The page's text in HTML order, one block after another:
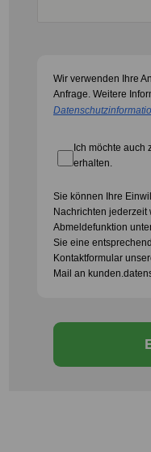
Wir verwenden Ihre
Anfrage. Weitere
Ich möchte auch
erhalten.
Sie können Ihre
Nachrichten jederzeit
Abmeldefunktion
Sie eine
Kontaktformular
Mail an